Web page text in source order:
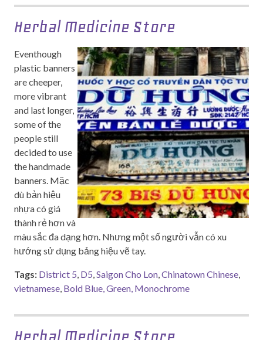
Herbal Medicine Store
Eventhough
plastic banners
are cheeper,
more vibrant
and last longer,
some of the
people still
decided to use
the handmade
banners. Mặc
dù bản hiệu
nhựa có giá
thành rẻ hơn và
màu sắc đa dạng hơn. Nhưng một số người vẫn có xu
hướng sử dụng bảng hiệu vẽ tay.
Tags: District 5, D5,Saigon Cho Lon,Chinatown Chinese,
vietnamese, Bold Blue, Green, Monochrome